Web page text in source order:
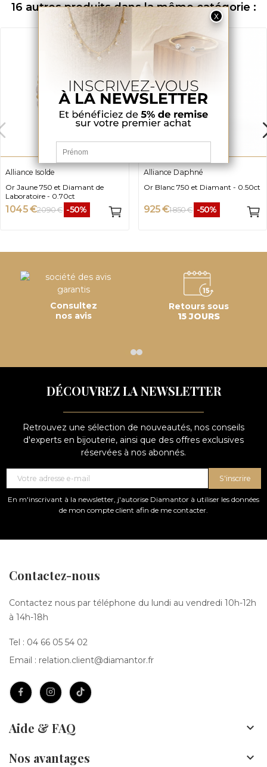
16 autres produits dans la même catégorie :
Alliance Isolde
Or Jaune 750 et Diamant de
Laboratoire - 0.70ct
1 045 €2 090 € -50%
Exclusivité web
Promo !
Alliance Daphné
Or Blanc 750 et Diamant - 0.50ct
925 €1 850 € -50%
Consultez
nos avis
Retours sous
15 JOURS
DÉCOUVREZ LA NEWSLETTER
Retrouvez une sélection de nouveautés, nos conseils
d'experts en bijouterie, ainsi que des offres exclusives
réservées à nos abonnés.
S'inscrire
En m'inscrivant à la newsletter, j'autorise Diamantor à utiliser les données
de mon compte client afin de me contacter.
Contactez-nous
Contactez nous par téléphone du lundi au vendredi 10h-12h
à 14h-18h
Tel : 04 66 05 54 02
Email : relation.client@diamantor.fr
Aide & FAQ 
Nos avantages 